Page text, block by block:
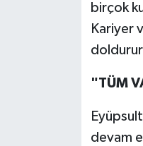
birçok
Kariyer
"TÜM
devam